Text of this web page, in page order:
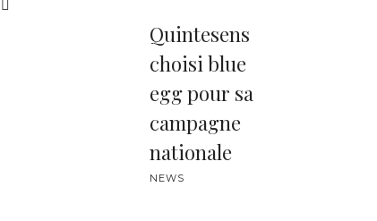
Quintesens
choisi blue
egg pour sa
campagne
nationale
NEWS